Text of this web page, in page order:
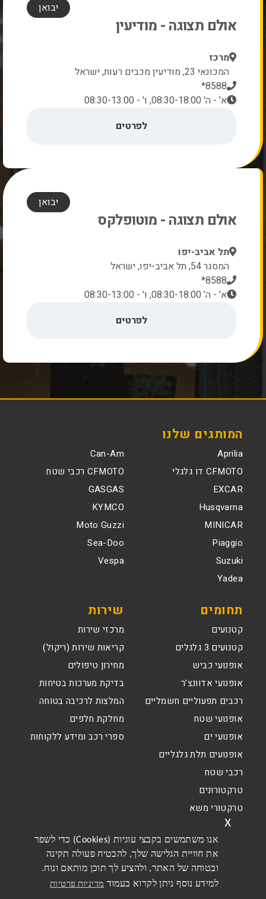
יבואן
אולם תצוגה - מודיעין
מרכז
המכונאי 23, מודיעין מכבים רעות, ישראל
8588*
א' - ה' 08:30-18:00, ו' - 08:30-13:00
לפרטים
יבואן
אולם תצוגה - מוטופלקס
תל אביב-יפו
המסגר 54, תל אביב-יפו, ישראל
8588*
א’ - ה’ 08:30-18:00, ו' - 08:30-13:00
לפרטים
אנו משתמשים בקבצי עוגיות (Cookies) כדי לשפר
את חוויית הגלישה שלך, להבטיח פעולה תקינה
ובטוחה של האתר, ולהציע לך תוכן מותאם ונוח.
למידע נוסף ניתן לקרוא בעמוד מדיניות פרטיות
x
המותגים שלנו
Aprilia
Can-Am
CFMOTO דו גלגלי
CFMOTO רכבי שטח
EXCAR
GASGAS
Husqvarna
KYMCO
MINICAR
Moto Guzzi
Piaggio
Sea-Doo
Suzuki
Vespa
Yadea
תחומים
קטנועים
קטנועים 3 גלגלים
אופנועי כביש
אופנועי אדוונצ’ר
רכבים תפעוליים חשמליים
אופנועי שטח
אופנועי ים
אופנועים תלת גלגליים
רכבי שטח
טרקטורונים
טרקטורי משא
שירות
מרכזי שירות
קריאות שירות (ריקול)
מחירון טיפולים
בדיקת מערכות בטיחות
המלצות לרכיבה בטוחה
מחלקת חלפים
ספרי רכב ומידע ללקוחות